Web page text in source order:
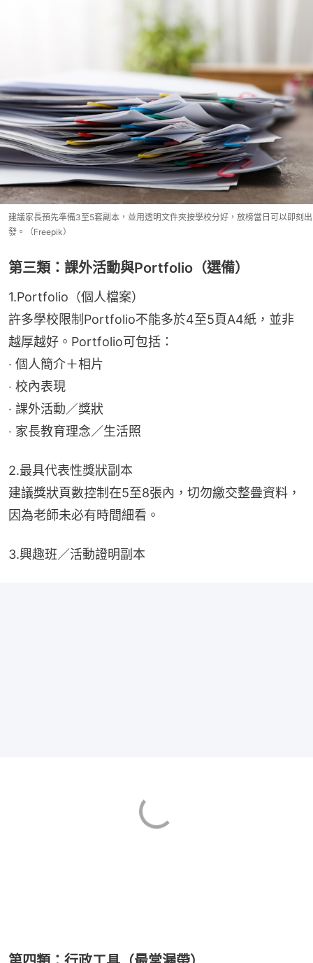
建議家長預先準備3至5套副本，並用透明文件夾按學校分好，放榜當日可以即刻出
發。（Freepik）
第三類：課外活動與Portfolio（選備）
1.Portfolio（個人檔案）
許多學校限制Portfolio不能多於4至5頁A4紙，並非
越厚越好。Portfolio可包括：
‧ 個人簡介＋相片
‧ 校內表現
‧ 課外活動／獎狀
‧ 家長教育理念／生活照
2.最具代表性獎狀副本
建議獎狀頁數控制在5至8張內，切勿繳交整疊資料，
因為老師未必有時間細看。
3.興趣班／活動證明副本